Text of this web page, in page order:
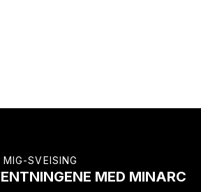
MED MINARC
SVEISING